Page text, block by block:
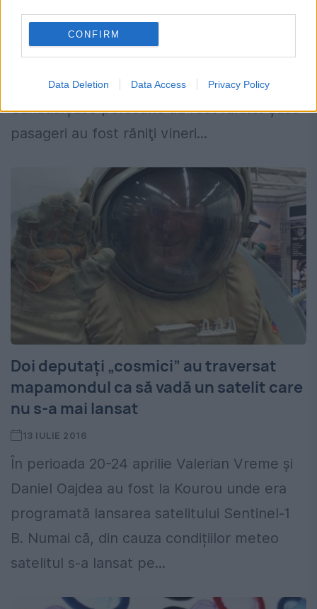
CONFIRM
Data Deletion Data Access Privacy Policy
Un avion aparținând comapaniei Fly
Jamaica a trebuit să aterizeze de urgență în
Guyana. Avionul se îndrepta spre Toronto,
Canada.Șase persoane au rost rănite. Şase
pasageri au fost răniţi vineri...
Doi deputați „cosmici” au traversat
mapamondul ca să vadă un satelit care
nu s-a mai lansat
13 IULIE 2016
În perioada 20-24 aprilie Valerian Vreme și
Daniel Oajdea au fost la Kourou unde era
programată lansarea satelitului Sentinel-1
B. Numai că, din cauza condițiilor meteo
satelitul s-a lansat pe...